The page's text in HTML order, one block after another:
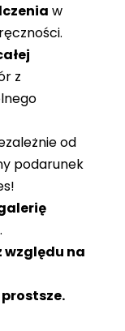
w
z
od
podarunek
.
względu na